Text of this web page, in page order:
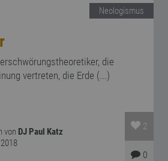
Neologismus
die
vertreten, die Erde (...)
von DJ Paul Katz
2
0